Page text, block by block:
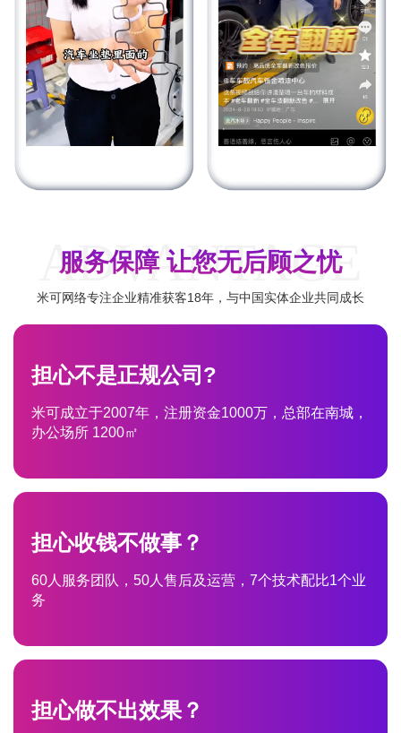
服务保障 让您无后顾之忧
ADVANTAGE
米可网络专注企业精准获客18年，与中国实体企业共同成长
担心不是正规公司?
米可成立于2007年，注册资金1000万，总部在南城，
办公场所 1200㎡
担心收钱不做事？
60人服务团队，50人售后及运营，7个技术配比1个业
务
担心做不出效果？